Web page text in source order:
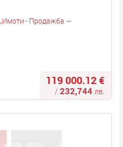
„Имоти - Продажба —
119 000.12 €
/232,744 лв.